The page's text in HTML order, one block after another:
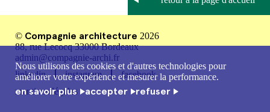
Nous utilisons des cookies et d'autres technologies pour
améliorer votre expérience et mesurer la performance.
en savoir plus accepter refuser
© Compagnie architecture 2026
88, rue Lecocq 33000 Bordeaux
admin@compagnie-archi.fr
linkedin
instagram
facebook
mentions légales